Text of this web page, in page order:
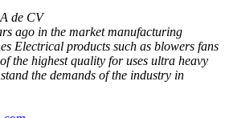
de CV
ago in the market manufacturing
Electrical products such as blowers fans
the highest quality for uses ultra heavy
the demands of the industry in